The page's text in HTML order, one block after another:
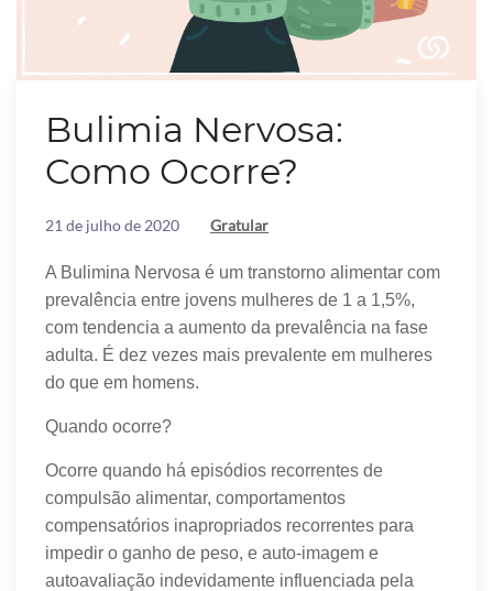
Bulimia Nervosa:
Como Ocorre?
21 de julho de 2020 Gratular
A Bulimina Nervosa é um transtorno alimentar com
prevalência entre jovens mulheres de 1 a 1,5%,
com tendencia a aumento da prevalência na fase
adulta. É dez vezes mais prevalente em mulheres
do que em homens.
Quando ocorre?
Ocorre quando há episódios recorrentes de
compulsão alimentar, comportamentos
compensatórios inapropriados recorrentes para
impedir o ganho de peso, e auto-imagem e
autoavaliação indevidamente influenciada pela